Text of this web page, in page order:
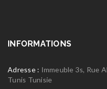
INFORMATIONS
Adresse : Immeuble 3s, Rue
Tunis Tunisie